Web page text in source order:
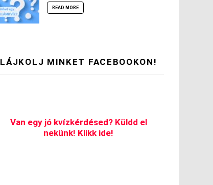
READ MORE
LÁJKOLJ MINKET FACEBOOKON!
Van egy jó kvízkérdésed? Küldd el
nekünk! Klikk ide!